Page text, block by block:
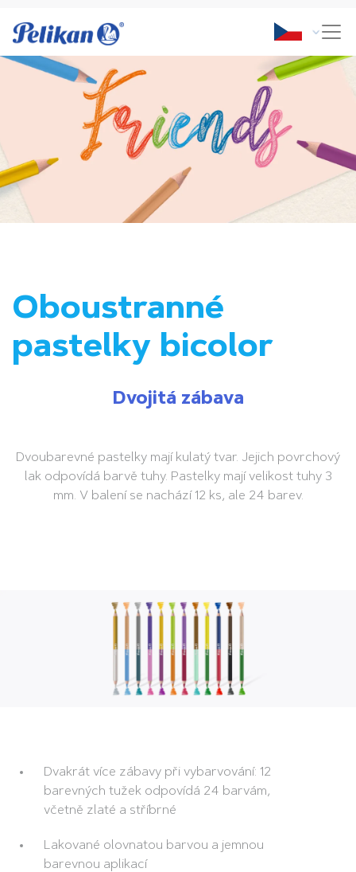
Oboustranné
pastelky bicolor
Dvojitá zábava
Dvoubarevné pastelky mají kulatý tvar. Jejich povrchový
lak odpovídá barvě tuhy. Pastelky mají velikost tuhy 3
mm. V balení se nachází 12 ks, ale 24 barev.
Dvakrát více zábavy při vybarvování: 12
barevných tužek odpovídá 24 barvám,
včetně zlaté a stříbrné
Lakované olovnatou barvou a jemnou
barevnou aplikací